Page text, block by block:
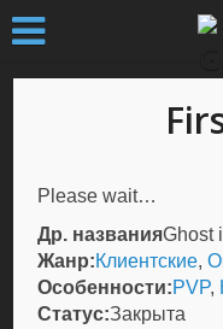
Please wait…
Др. названияGhost
Жанр:Клиентские,
Особенности:PVP,
Статус:Закрыта